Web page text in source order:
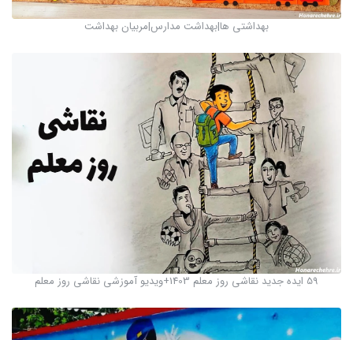
بهداشتی ها|بهداشت مدارس|مربیان بهداشت
59 ایده جدید نقاشی روز معلم 1403+ویدیو آموزشی نقاشی روز معلم